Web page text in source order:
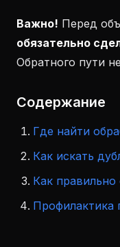
Важно! Перед
обязательно
Обратного пути
Содержание
Где найти
Как искать
Как правильно
Профилактика